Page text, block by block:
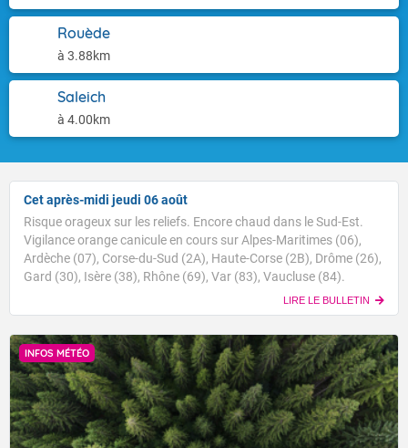
Rouède
à 3.88km
Saleich
à 4.00km
Cet après-midi jeudi 06 août
Risque orageux sur les reliefs. Encore chaud dans le Sud-Est.
Vigilance orange canicule en cours sur Alpes-Maritimes (06),
Ardèche (07), Corse-du-Sud (2A), Haute-Corse (2B), Drôme (26),
Gard (30), Isère (38), Rhône (69), Var (83), Vaucluse (84).
LIRE LE BULLETIN
INFOS MÉTÉO